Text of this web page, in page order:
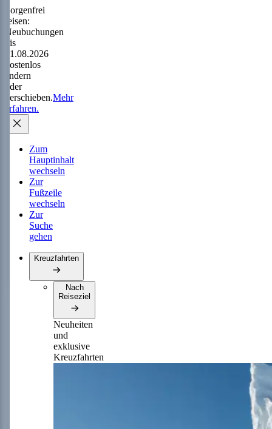
Sorgenfrei
reisen:
Neubuchungen
bis
31.08.2026
kostenlos
ändern
oder
verschieben.Mehr
erfahren.
Zum
Hauptinhalt
wechseln
Zur
Fußzeile
wechseln
Zur
Suche
gehen
Kreuzfahrten
Nach
Reiseziel
Neuheiten
und
exklusive
Kreuzfahrten